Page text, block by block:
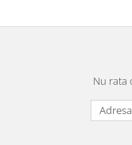
Nu rata